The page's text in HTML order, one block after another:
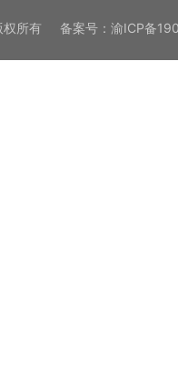
所有 备案号： 渝ICP备